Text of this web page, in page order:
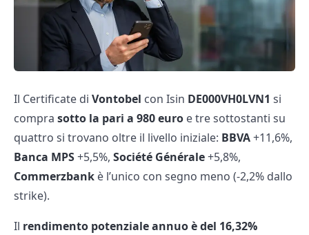
Il Certificate di Vontobel con Isin DE000VH0LVN1 si
compra sotto la pari a 980 euro e tre sottostanti su
quattro si trovano oltre il livello iniziale: BBVA+11,6%,
Banca MPS+5,5%, Société Générale+5,8%,
Commerzbank è l’unico con segno meno (-2,2% dallo
strike).
Il rendimento potenziale annuo è del 16,32%